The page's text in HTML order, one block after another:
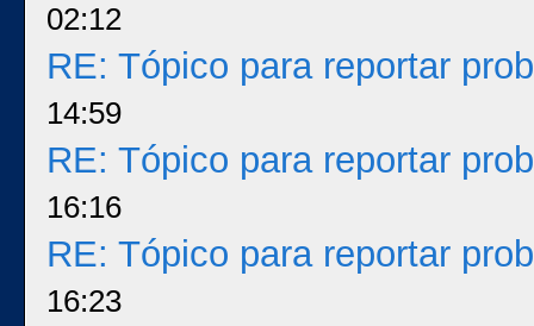
02:12
RE: Tópico para reportar
14:59
RE: Tópico para reportar
16:16
RE: Tópico para reportar
16:23